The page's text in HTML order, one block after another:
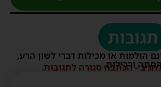
תגובות
הולמות או מכילות דברי לשון הרע,
ורכילות.
- הכתבה סגורה לתגובות.